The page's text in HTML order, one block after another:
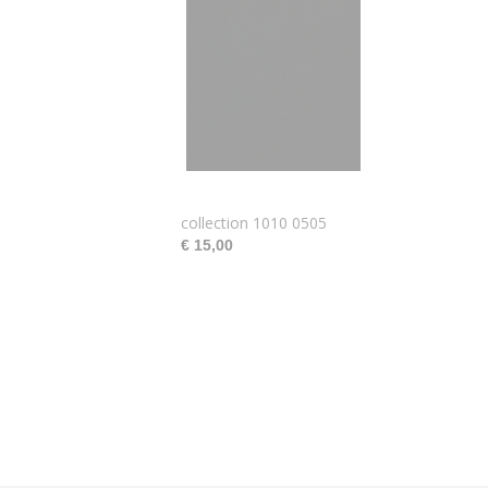
collection 1010 0505
€ 15,00